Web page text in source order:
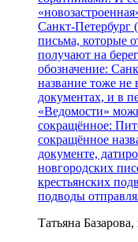
Санкт-Петербург
письма, которые
получают на
обозначение:
название тоже не
документах, и в
«Ведомости»
сокращённое:
сокращённое
документе,
новгородских
крестьянских
подводы
Татьяна